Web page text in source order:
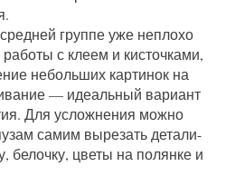
группе уже неплохо
с клеем и кисточками,
небольших картинок на
— идеальный вариант
Для усложнения можно
самим вырезать детали-
белочку, цветы на полянке и